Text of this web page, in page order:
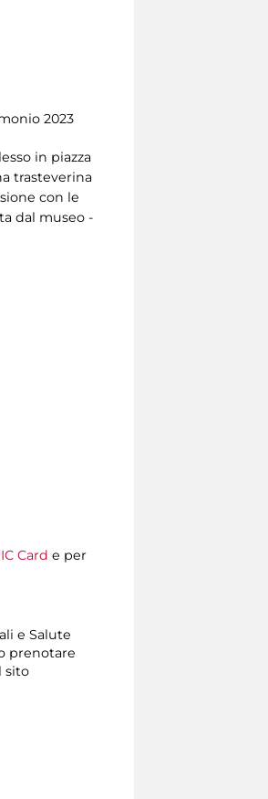
2023
in piazza
trasteverina
con le
dal museo -
Card e per
e Salute
prenotare
sito